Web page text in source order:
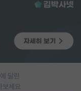
달린
보세요